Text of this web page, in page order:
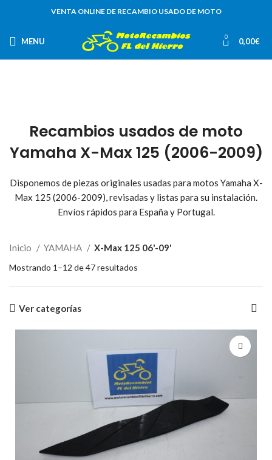
VENTA ONLINE DE RECAMBIO USADO DE MOTO
MENU 0 0,00€
Recambios usados de moto
Yamaha X-Max 125 (2006-2009)
Disponemos de piezas originales usadas para motos Yamaha X-
Max 125 (2006-2009), revisadas y listas para su instalación.
Envíos rápidos para España y Portugal.
Inicio YAMAHA X-Max 125 06'-09'
Mostrando 1–12 de 47 resultados
Ver categorías